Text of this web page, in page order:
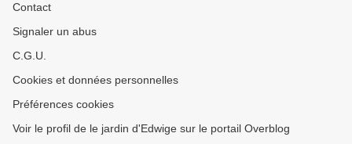
Contact
Signaler un abus
C.G.U.
Cookies et données personnelles
Préférences cookies
Voir le profil de le jardin d'Edwige sur le portail Overblog